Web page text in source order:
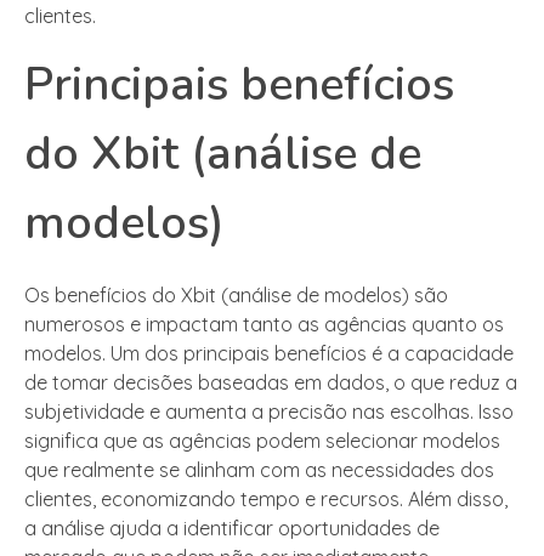
clientes.
Principais benefícios
do Xbit (análise de
modelos)
Os benefícios do Xbit (análise de modelos) são
numerosos e impactam tanto as agências quanto os
modelos. Um dos principais benefícios é a capacidade
de tomar decisões baseadas em dados, o que reduz a
subjetividade e aumenta a precisão nas escolhas. Isso
significa que as agências podem selecionar modelos
que realmente se alinham com as necessidades dos
clientes, economizando tempo e recursos. Além disso,
a análise ajuda a identificar oportunidades de